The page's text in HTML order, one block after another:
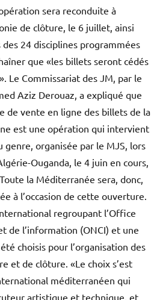
sera reconduite à
de clôture, le 6 juillet, ainsi
24 disciplines programmées
que «les billets seront cédés
Le Commissariat des JM, par le
Aziz Derouaz, a expliqué que
de vente en ligne des billets de la
est une opération qui intervient
genre, organisée par le MJS, lors
Ouganda, le 4 juin en cours,
la Méditerranée sera, donc,
à l’occasion de cette ouverture.
regroupant l’Office
de l’information (ONCI) et une
choisis pour l’organisation des
et de clôture. «Le choix s’est
méditerranéen qui
artistique et technique, et